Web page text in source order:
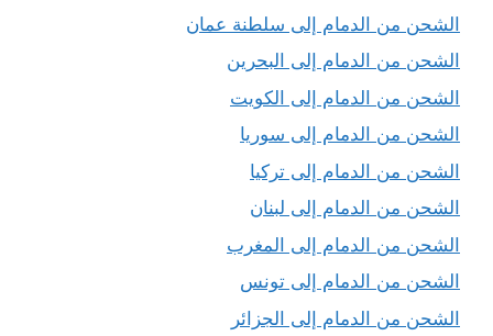
الشحن من الدمام إلى سلطنة عمان
الشحن من الدمام إلى البحرين
الشحن من الدمام إلى الكويت
الشحن من الدمام إلى سوريا
الشحن من الدمام إلى تركيا
الشحن من الدمام إلى لبنان
الشحن من الدمام إلى المغرب
الشحن من الدمام إلى تونس
الشحن من الدمام إلى الجزائر